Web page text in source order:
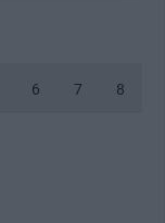
6 7 8